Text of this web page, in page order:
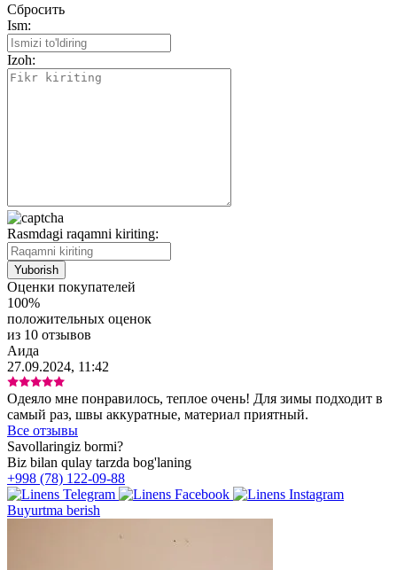
Сбросить
Ism:
Izoh:
Rasmdagi raqamni kiriting:
Оценки покупателей
100%
положительных оценок
из 10 отзывов
Аида
27.09.2024, 11:42
Одеяло мне понравилось, теплое очень! Для зимы подходит в
самый раз, швы аккуратные, материал приятный.
Все отзывы
Savollaringiz bormi?
Biz bilan qulay tarzda bog'laning
+998 (78) 122-09-88
Buyurtma berish